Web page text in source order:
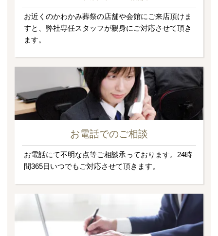
お近くのかわかみ葬祭の店舗や会館にご来店頂けま
すと、弊社専任スタッフが親身にご対応させて頂き
ます。
お電話でのご相談
お電話にて不明な点等ご相談承っております。24時
間365日いつでもご対応させて頂きます。